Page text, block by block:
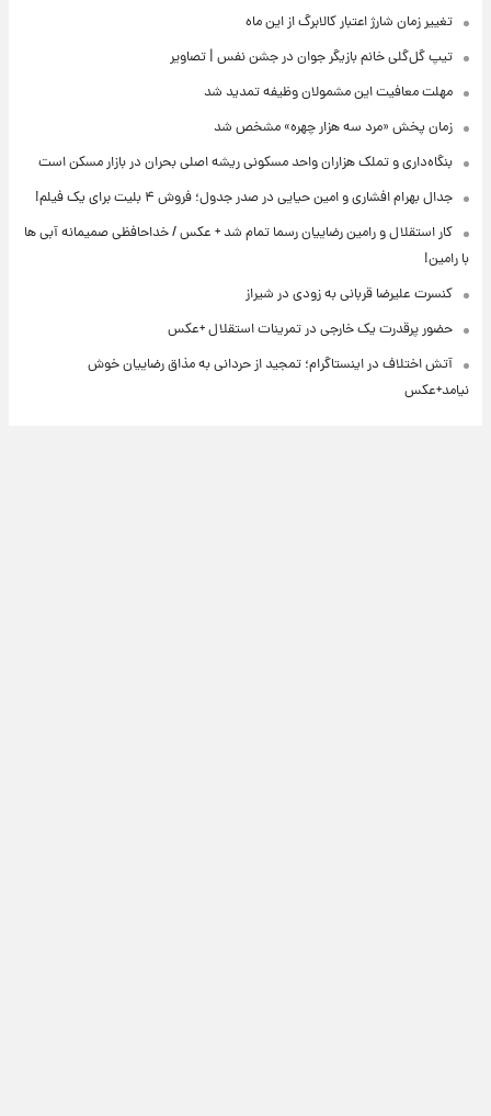
تغییر زمان شارژ اعتبار کالابرگ از این ماه
تیپ گل‌گلی خانم بازیگر جوان در جشن نفس | تصاویر
مهلت معافیت این مشمولان وظیفه تمدید شد
زمان پخش «مرد سه هزار چهره» مشخص شد
بنگاه‌داری و تملک هزاران واحد مسکونی ریشه اصلی بحران در بازار مسکن است
جدال بهرام افشاری و امین حیایی در صدر جدول؛ فروش ۴ بلیت برای یک فیلم!
کار استقلال و رامین رضاییان رسما تمام شد + عکس / خداحافظی صمیمانه آبی ها
با رامین!
کنسرت علیرضا قربانی به زودی در شیراز
حضور پرقدرت یک خارجی در تمرینات استقلال +عکس
آتش اختلاف در اینستاگرام؛ تمجید از حردانی به مذاق رضاییان خوش
نیامد+عکس